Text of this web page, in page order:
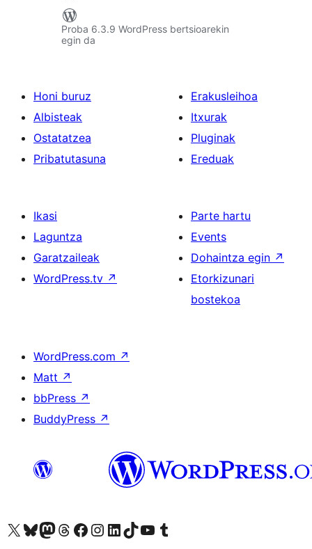
Proba 6.3.9 WordPress bertsioarekin
egin da
Honi buruz
Albisteak
Ostatatzea
Pribatutasuna
Erakusleihoa
Itxurak
Pluginak
Ereduak
Ikasi
Laguntza
Garatzaileak
WordPress.tv ↗
Parte hartu
Events
Dohaintza egin ↗
Etorkizunari
bostekoa
WordPress.com ↗
Matt ↗
bbPress ↗
BuddyPress ↗
Visit our X (formerly Twitter) account
Visit our Bluesky account
Visit our Mastodon account
Visit our Threads account
Bisitatu gure Facebook orrialdea
Visit our Instagram account
Visit our LinkedIn account
Visit our TikTok account
Visit our YouTube channel
Visit our Tumblr account